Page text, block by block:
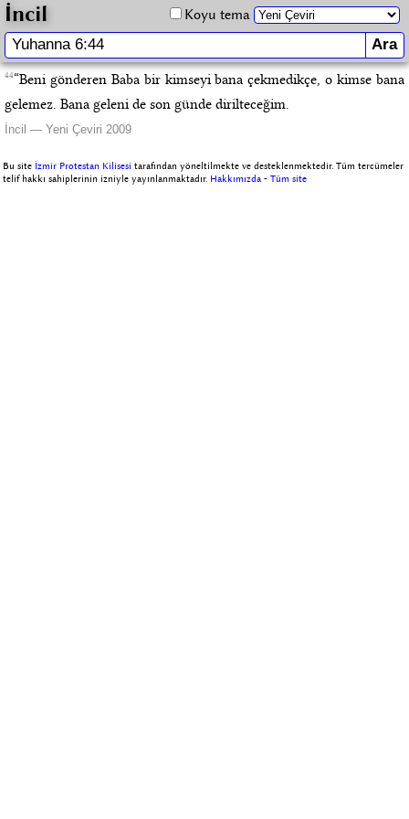
İncil Koyu tema
44“Beni gönderen Baba bir kimseyi bana çekmedikçe, o kimse bana
gelemez. Bana geleni de son günde dirilteceğim.
İncil — Yeni Çeviri 2009
Bu site İzmir Protestan Kilisesi tarafından yöneltilmekte ve desteklenmektedir. Tüm tercümeler
telif hakkı sahiplerinin izniyle yayınlanmaktadır. Hakkımızda -Tüm site